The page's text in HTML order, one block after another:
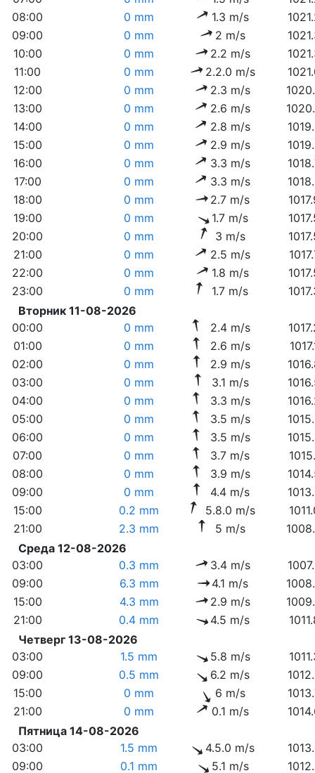
08:00
0 mm 1.3 m/s
09:00
0 mm 2 m/s
10:00
0 mm 2.2 m/s
11:00
0 mm 2.2.0 m/s
12:00
0 mm 2.3 m/s
13:00
0 mm 2.6 m/s
14:00
0 mm 2.8 m/s
15:00
0 mm 2.9 m/s
16:00
0 mm 3.3 m/s
17:00
0 mm 3.3 m/s
18:00
0 mm 2.7 m/s
19:00
0 mm 1.7 m/s
20:00
0 mm 3 m/s
21:00
0 mm 2.5 m/s
22:00
0 mm 1.8 m/s
23:00
0 mm 1.7 m/s
Вторник 11-08-2026
00:00
0 mm 2.4 m/s
01:00
0 mm 2.6 m/s
02:00
0 mm 2.9 m/s
03:00
0 mm 3.1 m/s
04:00
0 mm 3.3 m/s
05:00
0 mm 3.5 m/s
06:00
0 mm 3.5 m/s
07:00
0 mm 3.7 m/s
08:00
0 mm 3.9 m/s
09:00
0 mm 4.4 m/s
15:00
0.2 mm 5.8.0 m/s
21:00
2.3 mm 5 m/s
Среда 12-08-2026
03:00
0.3 mm 3.4 m/s
09:00
6.3 mm 4.1 m/s
15:00
4.3 mm 2.9 m/s
21:00
0.4 mm 4.5 m/s
Четверг 13-08-2026
03:00
1.5 mm 5.8 m/s
09:00
0.5 mm 6.2 m/s
15:00
0 mm 6 m/s
21:00
0 mm 0.1 m/s
Пятница 14-08-2026
03:00
1.5 mm 4.5.0 m/s
09:00
0.1 mm 5.1 m/s